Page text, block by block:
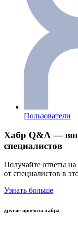
Пользователи
Хабр Q&A —
специалистов
Получайте ответы
от специалистов в
Узнать больше
другие проекты хабра